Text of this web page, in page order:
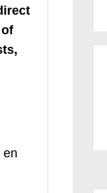
en